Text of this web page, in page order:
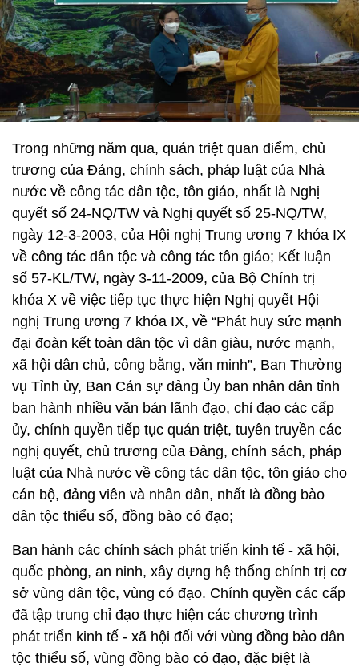
Trong những năm qua, quán triệt quan điểm, chủ
trương của Đảng, chính sách, pháp luật của Nhà
nước về công tác dân tộc, tôn giáo, nhất là Nghị
quyết số 24-NQ/TW và Nghị quyết số 25-NQ/TW,
ngày 12-3-2003, của Hội nghị Trung ương 7 khóa IX
về công tác dân tộc và công tác tôn giáo; Kết luận
số 57-KL/TW, ngày 3-11-2009, của Bộ Chính trị
khóa X về việc tiếp tục thực hiện Nghị quyết Hội
nghị Trung ương 7 khóa IX, về “Phát huy sức mạnh
đại đoàn kết toàn dân tộc vì dân giàu, nước mạnh,
xã hội dân chủ, công bằng, văn minh”, Ban Thường
vụ Tỉnh ủy, Ban Cán sự đảng Ủy ban nhân dân tỉnh
ban hành nhiều văn bản lãnh đạo, chỉ đạo các cấp
ủy, chính quyền tiếp tục quán triệt, tuyên truyền các
nghị quyết, chủ trương của Đảng, chính sách, pháp
luật của Nhà nước về công tác dân tộc, tôn giáo cho
cán bộ, đảng viên và nhân dân, nhất là đồng bào
dân tộc thiểu số, đồng bào có đạo;
Ban hành các chính sách phát triển kinh tế - xã hội,
quốc phòng, an ninh, xây dựng hệ thống chính trị cơ
sở vùng dân tộc, vùng có đạo. Chính quyền các cấp
đã tập trung chỉ đạo thực hiện các chương trình
phát triển kinh tế - xã hội đối với vùng đồng bào dân
tộc thiểu số, vùng đồng bào có đạo, đặc biệt là